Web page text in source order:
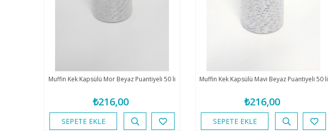
Muffin Kek Kapsülü Mor Beyaz Puantiyeli 50 li
₺216,00
SEPETE EKLE
Muffin Kek Kapsülü Mavi Beyaz Puantiyeli 50 li
₺216,00
SEPETE EKLE